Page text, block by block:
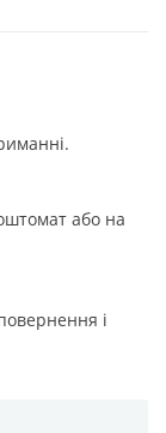
або на
і